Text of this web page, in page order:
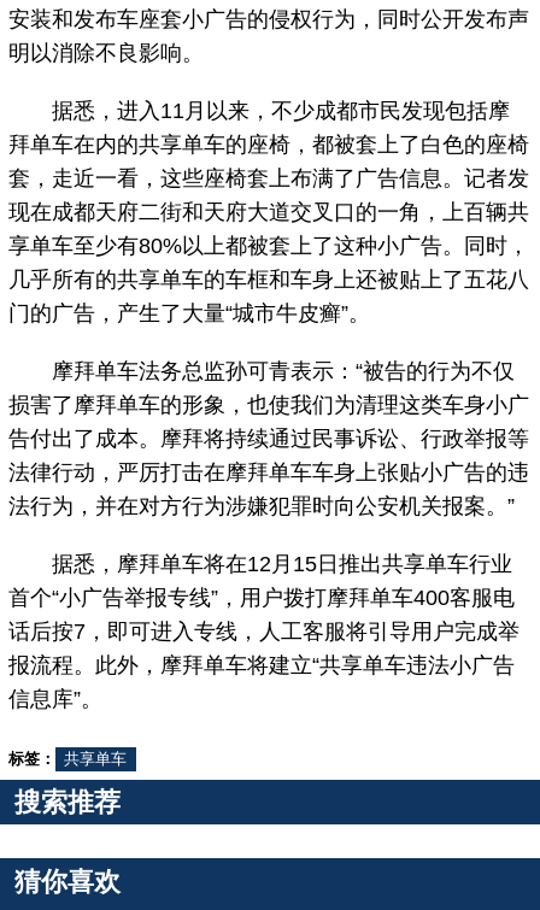
安装和发布车座套小广告的侵权行为，同时公开发布声
明以消除不良影响。
据悉，进入11月以来，不少成都市民发现包括摩
拜单车在内的共享单车的座椅，都被套上了白色的座椅
套，走近一看，这些座椅套上布满了广告信息。记者发
现在成都天府二街和天府大道交叉口的一角，上百辆共
享单车至少有80%以上都被套上了这种小广告。同时，
几乎所有的共享单车的车框和车身上还被贴上了五花八
门的广告，产生了大量“城市牛皮癣”。
摩拜单车法务总监孙可青表示：“被告的行为不仅
损害了摩拜单车的形象，也使我们为清理这类车身小广
告付出了成本。摩拜将持续通过民事诉讼、行政举报等
法律行动，严厉打击在摩拜单车车身上张贴小广告的违
法行为，并在对方行为涉嫌犯罪时向公安机关报案。”
据悉，摩拜单车将在12月15日推出共享单车行业
首个“小广告举报专线”，用户拨打摩拜单车400客服电
话后按7，即可进入专线，人工客服将引导用户完成举
报流程。此外，摩拜单车将建立“共享单车违法小广告
信息库”。
标签： 共享单车
搜索推荐
猜你喜欢